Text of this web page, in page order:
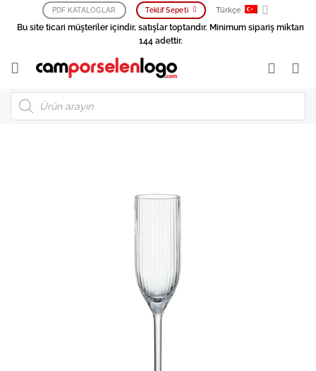
PDF KATALOGLAR Teklif Sepeti Türkçe
Bu site ticari müşteriler içindir, satışlar toptandır. Minimum sipariş miktarı
144 adettir.
Products
search